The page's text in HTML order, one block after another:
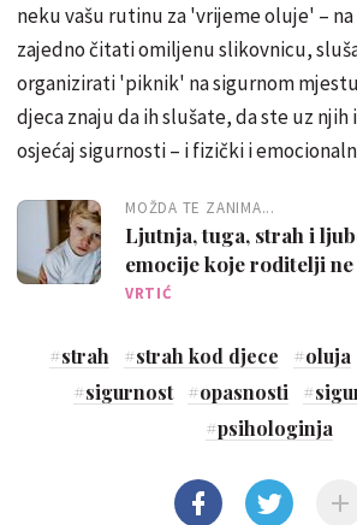
neku vašu rutinu za 'vrijeme oluje' –
zajedno čitati omiljenu slikovnicu,
organizirati 'piknik' na sigurnom
djeca znaju da ih slušate, da ste uz njih
osjećaj sigurnosti – i fizički i
MOŽDA TE ZANIMA...
Ljutnja, tuga, strah i
emocije koje roditelji
VRTIĆ
#strah #strah kod djece #oluja
#sigurnost #opasnosti #
#psihologinja